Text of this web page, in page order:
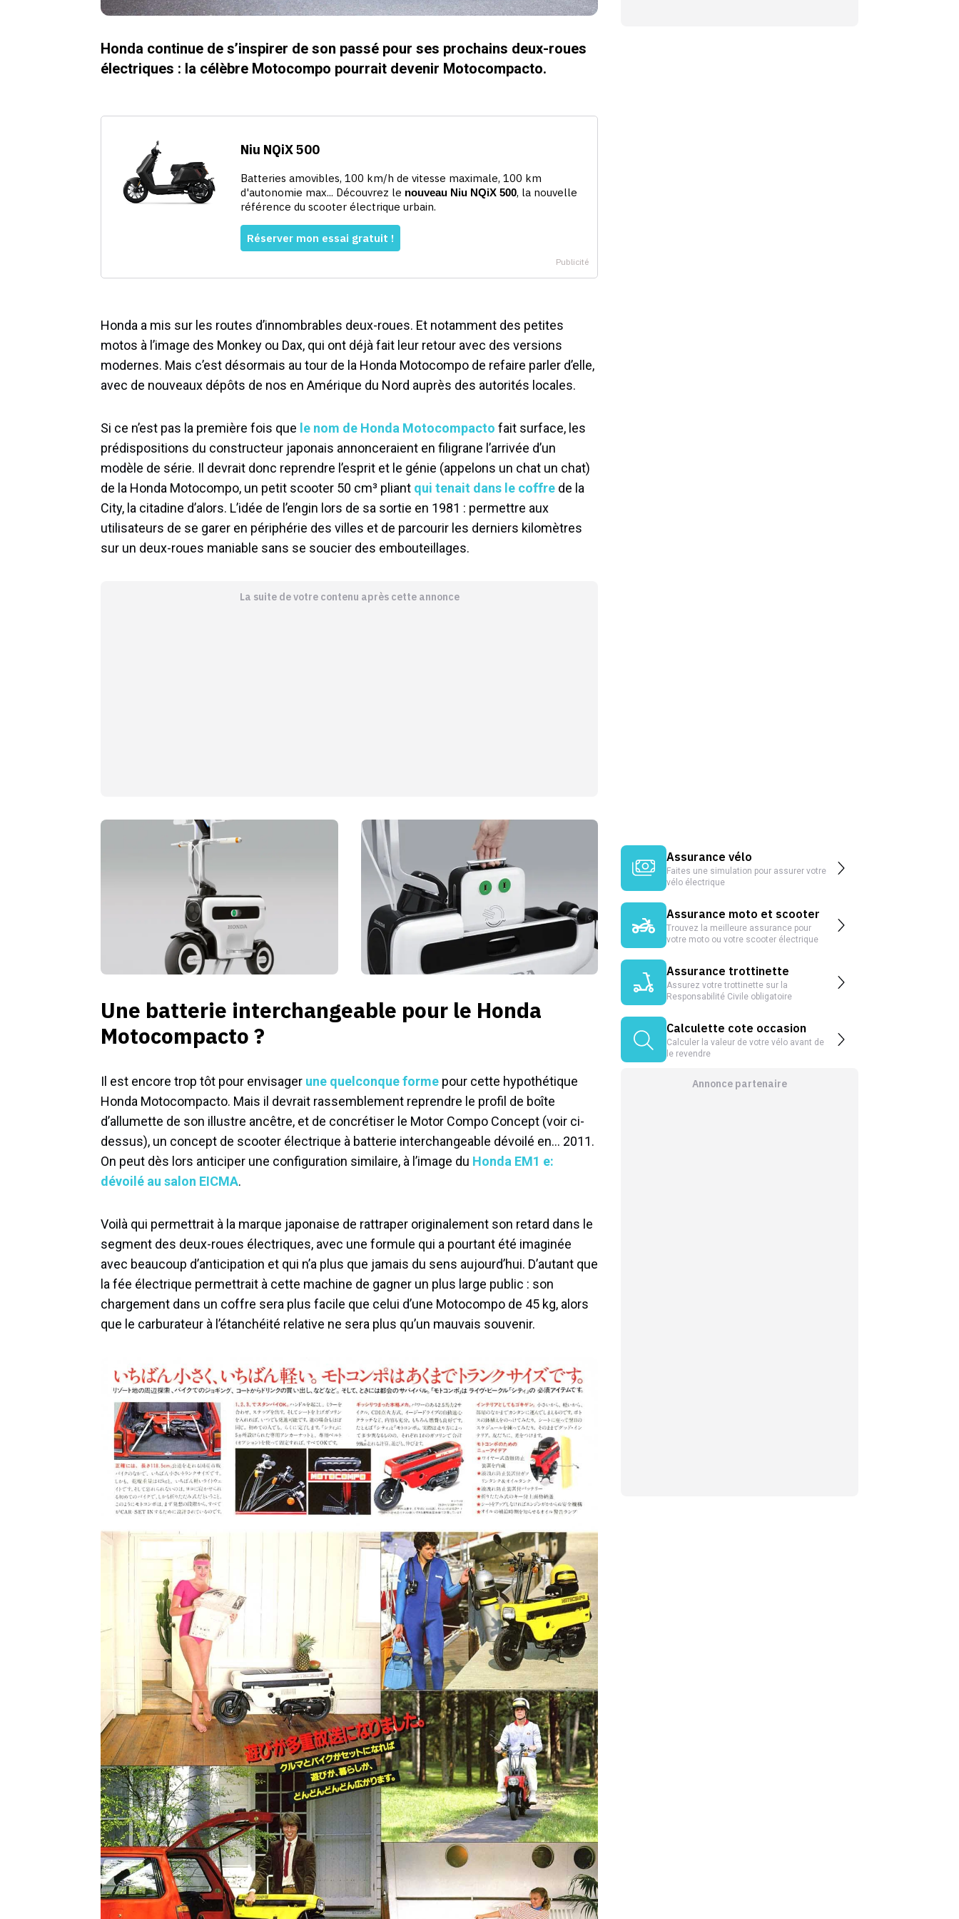
Honda continue de s’inspirer de son passé pour ses prochains deux-roues
électriques : la célèbre Motocompo pourrait devenir Motocompacto.
Honda a mis sur les routes d’innombrables deux-roues. Et notamment des petites
motos à l’image des Monkey ou Dax, qui ont déjà fait leur retour avec des versions
modernes. Mais c’est désormais au tour de la Honda Motocompo de refaire parler d’elle,
avec de nouveaux dépôts de nos en Amérique du Nord auprès des autorités locales.
Si ce n’est pas la première fois que le nom de Honda Motocompacto fait surface, les
prédispositions du constructeur japonais annonceraient en filigrane l’arrivée d’un
modèle de série. Il devrait donc reprendre l’esprit et le génie (appelons un chat un chat)
de la Honda Motocompo, un petit scooter 50 cm³ pliant qui tenait dans le coffre de la
City, la citadine d’alors. L’idée de l’engin lors de sa sortie en 1981 : permettre aux
utilisateurs de se garer en périphérie des villes et de parcourir les derniers kilomètres
sur un deux-roues maniable sans se soucier des embouteillages.
La suite de votre contenu après cette annonce
Une batterie interchangeable pour le Honda
Motocompacto ?
Il est encore trop tôt pour envisager une quelconque forme pour cette hypothétique
Honda Motocompacto. Mais il devrait rassemblement reprendre le profil de boîte
d’allumette de son illustre ancêtre, et de concrétiser le Motor Compo Concept (voir ci-
dessus), un concept de scooter électrique à batterie interchangeable dévoilé en… 2011.
On peut dès lors anticiper une configuration similaire, à l’image du Honda EM1 e:
dévoilé au salon EICMA.
Voilà qui permettrait à la marque japonaise de rattraper originalement son retard dans le
segment des deux-roues électriques, avec une formule qui a pourtant été imaginée
avec beaucoup d’anticipation et qui n’a plus que jamais du sens aujourd’hui. D’autant que
la fée électrique permettrait à cette machine de gagner un plus large public : son
chargement dans un coffre sera plus facile que celui d’une Motocompo de 45 kg, alors
que le carburateur à l’étanchéité relative ne sera plus qu’un mauvais souvenir.
Assurance vélo
Faites une simulation pour assurer votre
vélo électrique
Assurance moto et scooter
Trouvez la meilleure assurance pour
votre moto ou votre scooter électrique
Assurance trottinette
Assurez votre trottinette sur la
Responsabilité Civile obligatoire
Calculette cote occasion
Calculer la valeur de votre vélo avant de
le revendre
Annonce partenaire